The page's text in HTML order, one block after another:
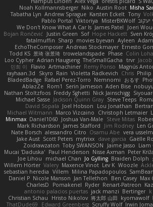
Noah Kollmannsberger Niko Austin Root Misha
Tabatha Lyn Andrew Sprague Karsten Eckelt Tony
Pablo Portal Viktoriya MisterBKWolf יעקוב
We Don't Know What A Car Is James Patel Joeri
Bojan Rončević
Justin Green Sof Hope Hackett Sven
fatalmuffin Sharp movies byevan Ayleen
EchoTheComposer Andreas Stockmayer Ernesto
Todd KS 景琦 张景琦 trowelandspade Phase Colin
Loo Cypher Adrian Haugseng TheSmallGacha trvr
민희 이
Flavio Artmachiner Remy Ponso Magnús
rayhaan.3d
Skyro Rain Violetta Radkevich Chris Philip
BladedBadge Rafael Perez-Torro Nemnomi おるす
AblazZe Rom1 Serin Jameson Aden Bise
Nathan Stoltzfoos Freddy Sghetti Nick Jainschigg
Michael Sasse Jackson Quinn Gray Steve Teeps
David Sopala Joel Hobson Lou Jonathan
Michael Witmann Marco Vizcaino Christoph Letmaier
Minmax Daniel1060 Joshua Van-Male Steve Mitas
Mark Richardson James Stafford Jim Rodney Len
Nate Borsch alessandro Citro Osamu Abe vera
Jake Aust Scott Peters mytrixx dave garcia Gaëlle
Zoidrawzaton Toby SWANSON Jaime Jasso Liam
Mucai 'Daduska' Paul Henderson Nisse Axman Peter
Joe Lihou
michael Chan Jo Gylling Braiden Dolph
Willem Hörter Valery Maxence Vinot Lev K Woozle
sebastian heredia Villem Milina Papadopoulos SamBean
Daniel P Nicole Manson Jan Tellethon Ben Casey Max
CharlesD
Pomakenel Ryder Renart-Patreon
antonio palacios puertas jack manzi Bertinger k
Christian Schau
Hristo Nikolov 将太郎 山田 kyomawolf
ThatDude69
Edward Greenberg Scruffy Wolf Irwin